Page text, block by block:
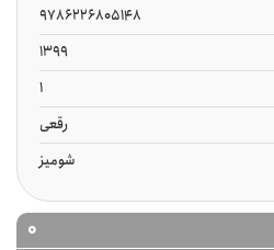
9786226805148
1399
1
رقعی
شومیز
0